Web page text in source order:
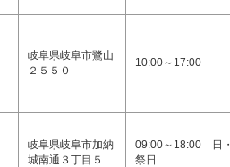
岐阜県岐阜市鷺山
２５５０
10:00～17:00
岐阜県岐阜市加納
城南通３丁目５
09:00～18:00 日・
祭日